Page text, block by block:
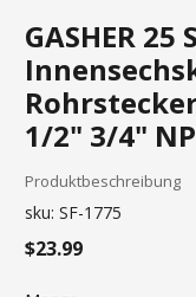
GASHER 25
1/2" 3/4"
Produktbeschreibung
sku: SF-1775
$23.99